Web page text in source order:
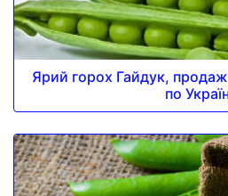
Ярий горох Гайдук, продаж
по